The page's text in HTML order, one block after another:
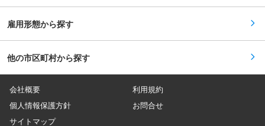
習 ◎半年〜：先輩のサポートを受けながら業務を
担当 ■当社の特徴／魅力 ・高温高圧対応の大型
バルブを手掛ける、国内有数メーカー ・発電所で
設備 ・高い品質基準が求められる分野で、長年に
上の納入実績 ・海外需要の拡大により、今後も事
業成長を継続予定
雇用形態から探す
他の市区町村から探す
会社概要
利用規約
個人情報保護方針
お問合せ
サイトマップ